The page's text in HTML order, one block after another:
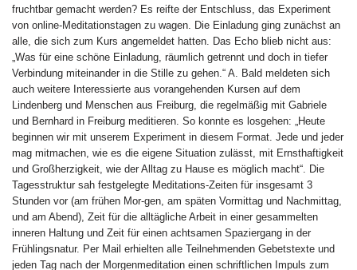
fruchtbar gemacht werden? Es reifte der Entschluss, das Experiment
von online-Meditationstagen zu wagen. Die Einladung ging zunächst an
alle, die sich zum Kurs angemeldet hatten. Das Echo blieb nicht aus:
„Was für eine schöne Einladung, räumlich getrennt und doch in tiefer
Verbindung miteinander in die Stille zu gehen.“ A. Bald meldeten sich
auch weitere Interessierte aus vorangehenden Kursen auf dem
Lindenberg und Menschen aus Freiburg, die regelmäßig mit Gabriele
und Bernhard in Freiburg meditieren. So konnte es losgehen: „Heute
beginnen wir mit unserem Experiment in diesem Format. Jede und jeder
mag mitmachen, wie es die eigene Situation zulässt, mit Ernsthaftigkeit
und Großherzigkeit, wie der Alltag zu Hause es möglich macht“. Die
Tagesstruktur sah festgelegte Meditations-Zeiten für insgesamt 3
Stunden vor (am frühen Mor-gen, am späten Vormittag und Nachmittag,
und am Abend), Zeit für die alltägliche Arbeit in einer gesammelten
inneren Haltung und Zeit für einen achtsamen Spaziergang in der
Frühlingsnatur. Per Mail erhielten alle Teilnehmenden Gebetstexte und
jeden Tag nach der Morgenmeditation einen schriftlichen Impuls zum